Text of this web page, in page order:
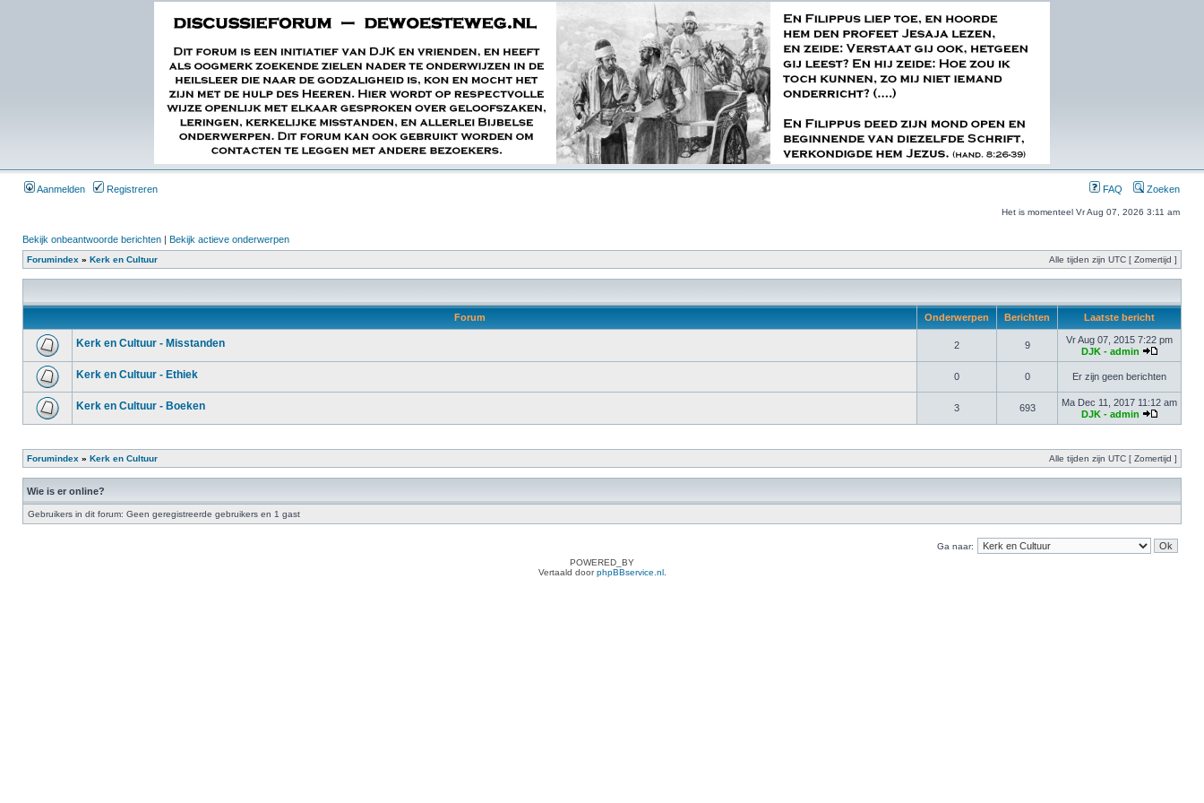
Aanmelden Registreren FAQ Zoeken
Het is momenteel Vr Aug 07, 2026 3:11 am
Bekijk onbeantwoorde berichten | Bekijk actieve onderwerpen
Forumindex » Kerk en Cultuur Alle tijden zijn UTC [ Zomertijd ]
Forum Onderwerpen Berichten Laatste bericht
Kerk en Cultuur - Misstanden 2 9
Vr Aug 07, 2015 7:22 pm
DJK - admin
Kerk en Cultuur - Ethiek 0 0 Er zijn geen berichten
Kerk en Cultuur - Boeken 3 693
Ma Dec 11, 2017 11:12 am
DJK - admin
Forumindex » Kerk en Cultuur Alle tijden zijn UTC [ Zomertijd ]
Wie is er online?
Gebruikers in dit forum: Geen geregistreerde gebruikers en 1 gast
Ga naar:
POWERED_BY
Vertaald doorphpBBservice.nl.